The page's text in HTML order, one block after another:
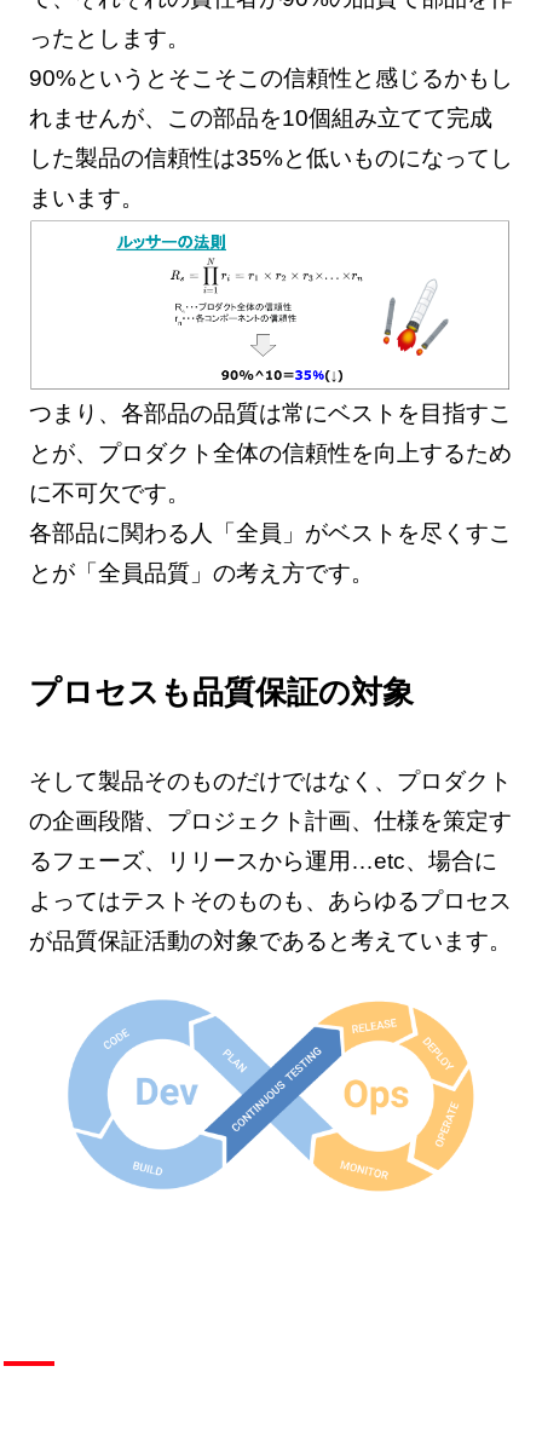
ったとします。
90%というとそこそこの信頼性と感じるかもし
れませんが、この部品を10個組み立てて完成
した製品の信頼性は35%と低いものになってし
まいます。
つまり、各部品の品質は常にベストを目指すこ
とが、プロダクト全体の信頼性を向上するため
に不可欠です。
各部品に関わる人「全員」がベストを尽くすこ
とが「全員品質」の考え方です。
プロセスも品質保証の対象
そして製品そのものだけではなく、プロダクト
の企画段階、プロジェクト計画、仕様を策定す
るフェーズ、リリースから運用…etc、場合に
よってはテストそのものも、あらゆるプロセス
が品質保証活動の対象であると考えています。